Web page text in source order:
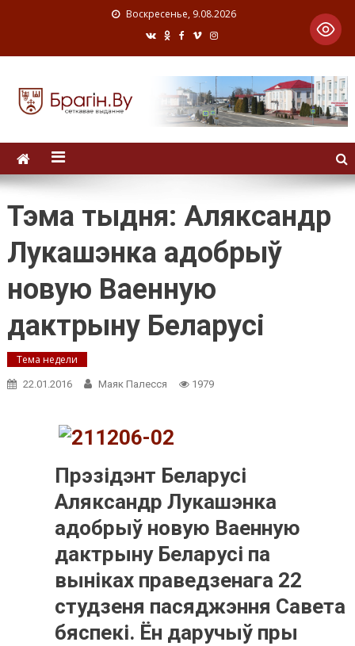
Воскресенье, 9.08.2026
Тэма тыдня: Аляксандр
Лукашэнка адобрыў
новую Ваенную
дактрыну Беларусі
Тема недели
22.01.2016 Маяк Палесся 1979
Прэзідэнт Беларусі
Аляксандр Лукашэнка
адобрыў новую Ваенную
дактрыну Беларусі па
выніках праведзенага 22
студзеня пасяджэння Савета
бяспекі. Ён даручыў пры